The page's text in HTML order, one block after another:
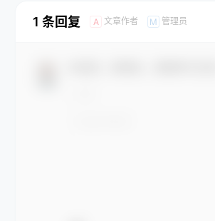
1 条回复 A 文章作者 M 管理员